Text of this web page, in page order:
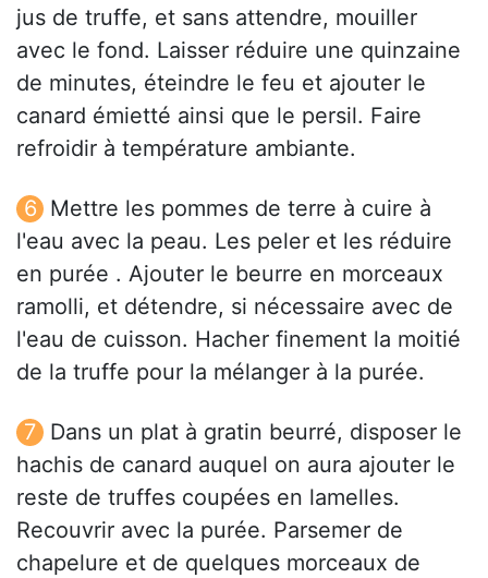
jus de truffe, et sans attendre, mouiller
avec le fond. Laisser réduire une quinzaine
de minutes, éteindre le feu et ajouter le
canard émietté ainsi que le persil. Faire
refroidir à température ambiante.
Mettre les pommes de terre à cuire à
l'eau avec la peau. Les peler et les réduire
en purée . Ajouter le beurre en morceaux
ramolli, et détendre, si nécessaire avec de
l'eau de cuisson. Hacher finement la moitié
de la truffe pour la mélanger à la purée.
Dans un plat à gratin beurré, disposer le
hachis de canard auquel on aura ajouter le
reste de truffes coupées en lamelles.
Recouvrir avec la purée. Parsemer de
chapelure et de quelques morceaux de